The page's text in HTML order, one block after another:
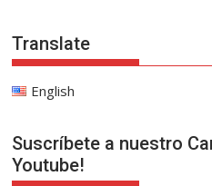
Translate
English
Suscríbete a nuestro
Youtube!